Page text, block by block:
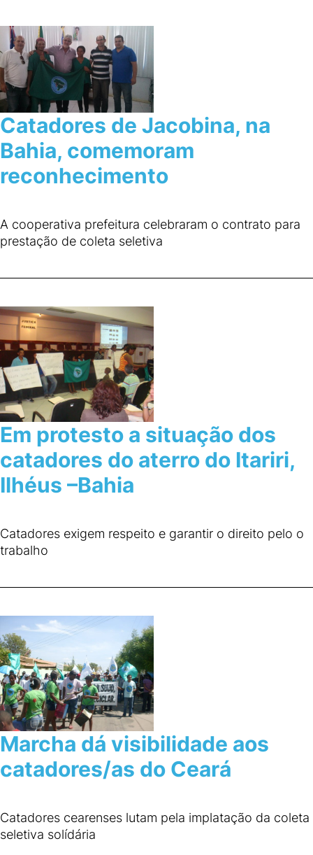
Catadores de Jacobina, na
Bahia, comemoram
reconhecimento
A cooperativa prefeitura celebraram o contrato para
prestação de coleta seletiva
Em protesto a situação dos
catadores do aterro do Itariri,
Ilhéus –Bahia
Catadores exigem respeito e garantir o direito pelo o
trabalho
Marcha dá visibilidade aos
catadores/as do Ceará
Catadores cearenses lutam pela implatação da coleta
seletiva solídária